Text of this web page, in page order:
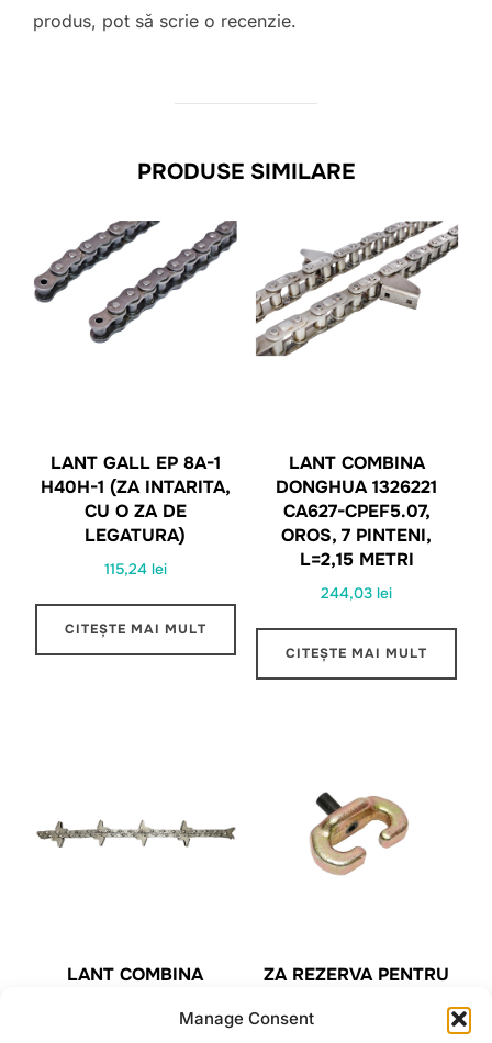
Manage Consent
produs, pot să scrie o recenzie.
PRODUSE SIMILARE
LANT GALL EP 8A-1
H40H-1 (ZA INTARITA,
CU O ZA DE
LEGATURA)
115,24 lei
CITEȘTE MAI MULT
LANT COMBINA
DONGHUA 1326221
CA627-CPEF5.07,
OROS, 7 PINTENI,
L=2,15 METRI
244,03lei
CITEȘTE MAI MULT
LANT COMBINA
CA627-CPEF14.08 (CP)
ZA REZERVA PENTRU
FORESTIER 1/2 13MM